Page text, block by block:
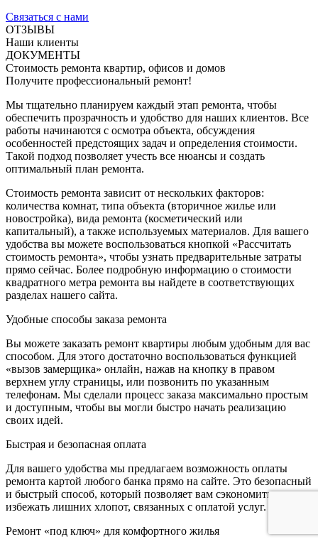
Связаться с нами
ОТЗЫВЫ
Наши клиенты
ДОКУМЕНТЫ
Стоимость ремонта квартир, офисов и домов
Получите профессиональный ремонт!
Мы тщательно планируем каждый этап ремонта, чтобы
обеспечить прозрачность и удобство для наших клиентов. Все
работы начинаются с осмотра объекта, обсуждения
особенностей предстоящих задач и определения стоимости.
Такой подход позволяет учесть все нюансы и создать
оптимальный план ремонта.
Стоимость ремонта зависит от нескольких факторов:
количества комнат, типа объекта (вторичное жилье или
новостройка), вида ремонта (косметический или
капитальный), а также используемых материалов. Для вашего
удобства вы можете воспользоваться кнопкой «Рассчитать
стоимость ремонта», чтобы узнать предварительные затраты
прямо сейчас. Более подробную информацию о стоимости
квадратного метра ремонта вы найдете в соответствующих
разделах нашего сайта.
Удобные способы заказа ремонта
Вы можете заказать ремонт квартиры любым удобным для вас
способом. Для этого достаточно воспользоваться функцией
«вызов замерщика» онлайн, нажав на кнопку в правом
верхнем углу страницы, или позвонить по указанным
телефонам. Мы сделали процесс заказа максимально простым
и доступным, чтобы вы могли быстро начать реализацию
своих идей.
Быстрая и безопасная оплата
Для вашего удобства мы предлагаем возможность оплаты
ремонта картой любого банка прямо на сайте. Это безопасный
и быстрый способ, который позволяет вам сэкономить время и
избежать лишних хлопот, связанных с оплатой услуг.
Ремонт «под ключ» для комфортного жилья